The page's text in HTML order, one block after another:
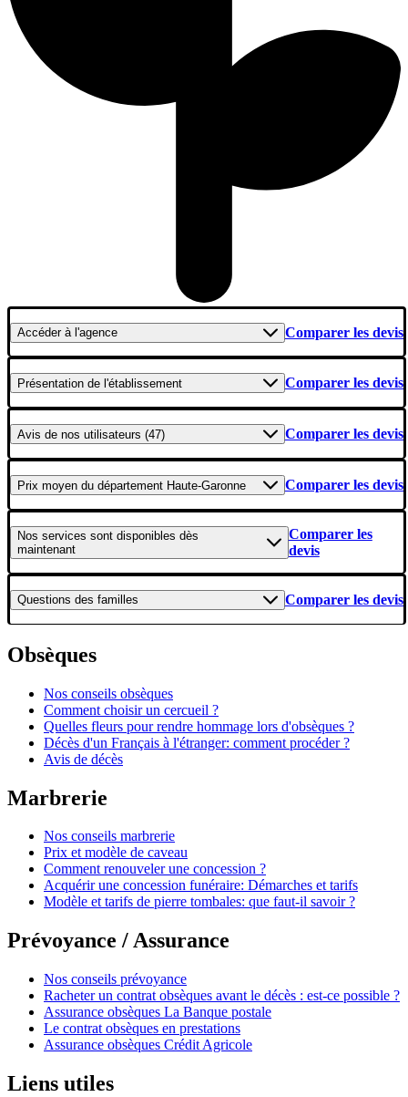
Accéderà l'agence Comparer les devis
Présentation de l'établissement Comparer les devis
Avis de nos utilisateurs (47) Comparer les devis
Prix moyen du département Haute-Garonne Comparer les devis
Nos services sont disponibles dès
maintenant
Comparer les
devis
Questions des familles Comparer les devis
Obsèques
Nos conseils obsèques
Comment choisir un cercueil ?
Quelles fleurs pour rendre hommage lors d'obsèques ?
Décès d'un Français à l'étranger: comment procéder ?
Avis de décès
Marbrerie
Nos conseils marbrerie
Prix et modèle de caveau
Comment renouveler une concession ?
Acquérir une concession funéraire: Démarches et tarifs
Modèle et tarifs de pierre tombales: que faut-il savoir ?
Prévoyance / Assurance
Nos conseils prévoyance
Racheter un contrat obsèques avant le décès : est-ce possible ?
Assurance obsèques La Banque postale
Le contrat obsèques en prestations
Assurance obsèques Crédit Agricole
Liens utiles